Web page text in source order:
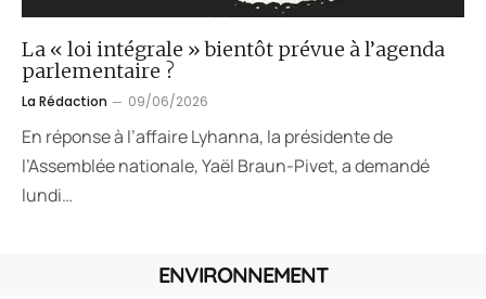
La « loi intégrale » bientôt prévue à l’agenda
parlementaire ?
La Rédaction 09/06/2026
En réponse à l’affaire Lyhanna, la présidente de
l’Assemblée nationale, Yaël Braun-Pivet, a demandé
lundi…
ENVIRONNEMENT